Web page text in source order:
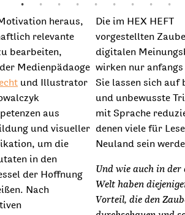
heraus,
relevante
bearbeiten,
Medienpädaoge
und Illustrator
aus
und visueller
um die
in den
der Hoffnung
Nach
Die im HEX HEFT
vorgestellten
digitalen
wirken nur
Sie lassen sich auf
und unbewusste
mit Sprache
denen viele für
Neuland sein
Und wie auch in der
Welt haben
Vorteil, die den